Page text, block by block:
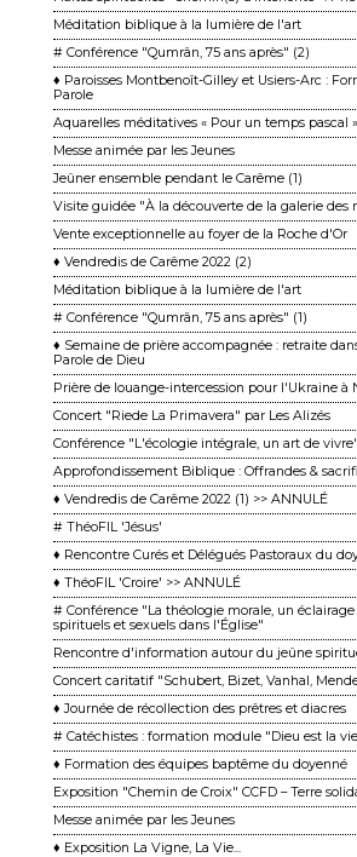
Méditation biblique à la lumière de l'art
# Conférence "Qumrân, 75 ans après" (2)
♦ Paroisses Montbenoît-Gilley et Usiers-Arc :
Parole
Aquarelles méditatives « Pour un temps pascal »
Messe animée par les Jeunes
Jeûner ensemble pendant le Carême (1)
Visite guidée "À la découverte de la galerie des
Vente exceptionnelle au foyer de la Roche d'Or
♦ Vendredis de Carême 2022 (2)
Méditation biblique à la lumière de l'art
# Conférence "Qumrân, 75 ans après" (1)
♦ Semaine de prière accompagnée : retraite
Parole de Dieu
Prière de louange-intercession pour l'Ukraine à
Concert "Riede La Primavera" par Les Alizés
Conférence "L'écologie intégrale, un art de vivre"
Approfondissement Biblique : Offrandes &
♦ Vendredis de Carême 2022 (1) >> ANNULÉ
# ThéoFIL 'Jésus'
♦ Rencontre Curés et Délégués Pastoraux du
♦ ThéoFIL 'Croire' >> ANNULÉ
# Conférence "La théologie morale, un
spirituels et sexuels dans l'Église"
Rencontre d'information autour du jeûne
Concert caritatif "Schubert, Bizet, Vanhal,
♦ Journée de récollection des prêtres et diacres
# Catéchistes : formation module "Dieu est la
♦ Formation des équipes baptême du doyenné
Exposition "Chemin de Croix" CCFD – Terre
Messe animée par les Jeunes
♦ Exposition La Vigne, La Vie...